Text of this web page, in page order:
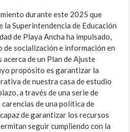
durante este 2025 que
la Superintendencia de Educación
de Playa Ancha ha impulsado,
de socialización e información en
de un Plan de Ajuste
propósito es garantizar la
de nuestra casa de estudio
a través de una serie de
de una política de
de garantizar los recursos
seguir cumpliendo con la